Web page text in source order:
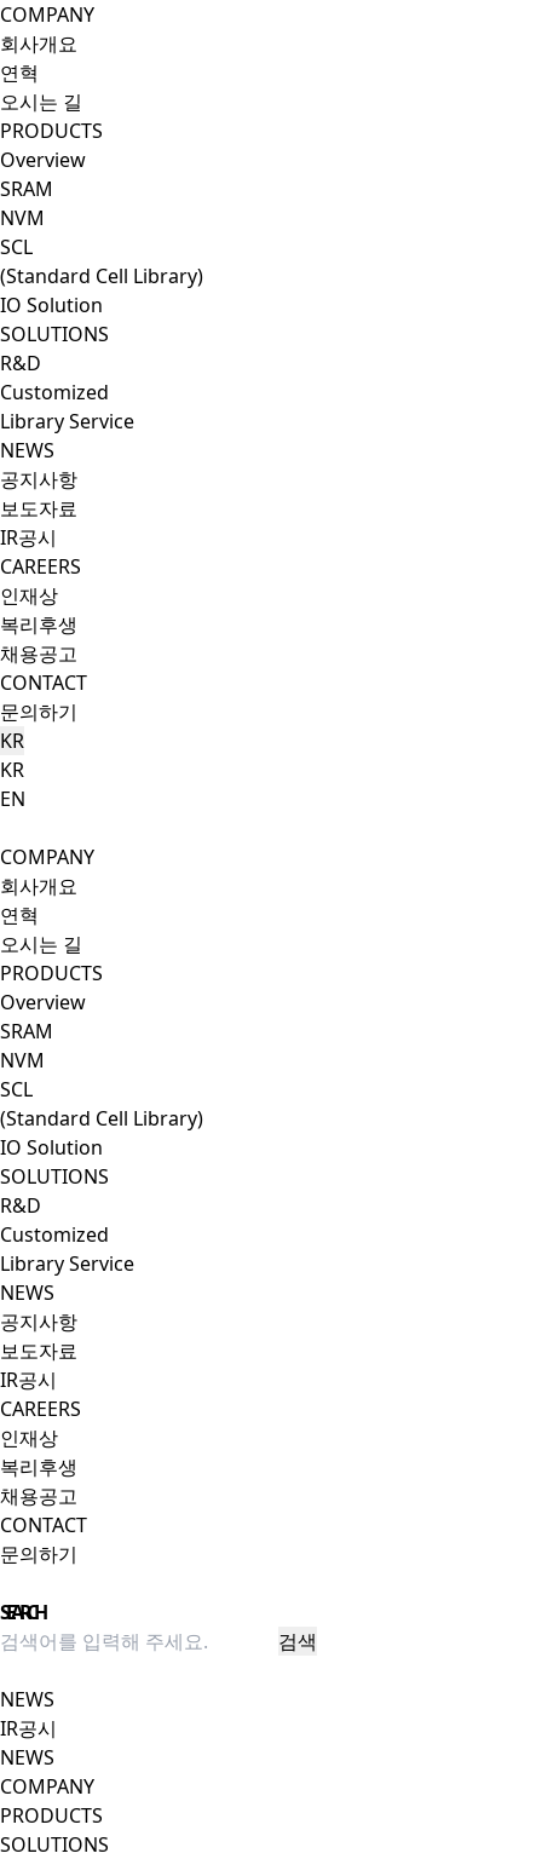
CoresSol
COMPANY
회사개요
연혁
오시는 길
PRODUCTS
Overview
SRAM
NVM
SCL
(Standard Cell Library)
IO Solution
SOLUTIONS
R&D
Customized
Library Service
NEWS
공지사항
보도자료
IR공시
CAREERS
인재상
복리후생
채용공고
CONTACT
문의하기
KR
KR
EN
Search Button
Menu Button
COMPANY
회사개요
연혁
오시는 길
PRODUCTS
Overview
SRAM
NVM
SCL
(Standard Cell Library)
IO Solution
SOLUTIONS
R&D
Customized
Library Service
NEWS
공지사항
보도자료
IR공시
CAREERS
인재상
복리후생
채용공고
CONTACT
문의하기
Close Menu
SEARCH
검색
팝업 닫기
NEWS
IR공시
NEWS
COMPANY
PRODUCTS
SOLUTIONS